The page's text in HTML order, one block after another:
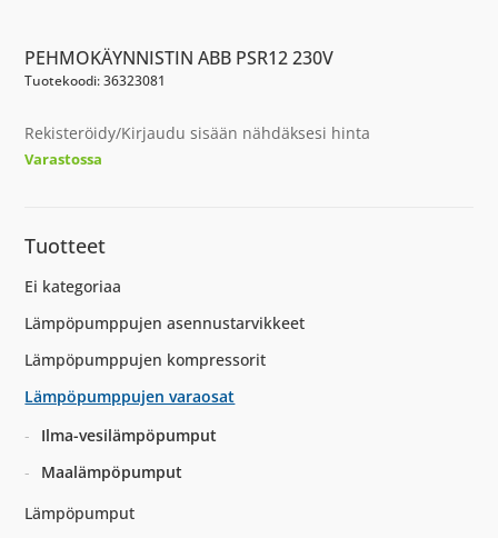
PEHMOKÄYNNISTIN ABB PSR12 230V
Tuotekoodi: 36323081
Rekisteröidy/Kirjaudu sisään nähdäksesi hinta
Varastossa
Tuotteet
Ei kategoriaa
Lämpöpumppujen asennustarvikkeet
Lämpöpumppujen kompressorit
Lämpöpumppujen varaosat
Ilma-vesilämpöpumput
Maalämpöpumput
Lämpöpumput